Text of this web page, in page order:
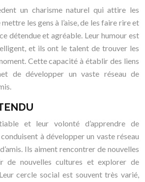
un charisme naturel qui attire les
les gens à l’aise, de les faire rire et
détendue et agréable. Leur humour est
et ils ont le talent de trouver les
Cette capacité à établir des liens
de développer un vaste réseau de
et leur volonté d’apprendre de
à développer un vaste réseau
Ils aiment rencontrer de nouvelles
de nouvelles cultures et explorer de
cercle social est souvent très varié,